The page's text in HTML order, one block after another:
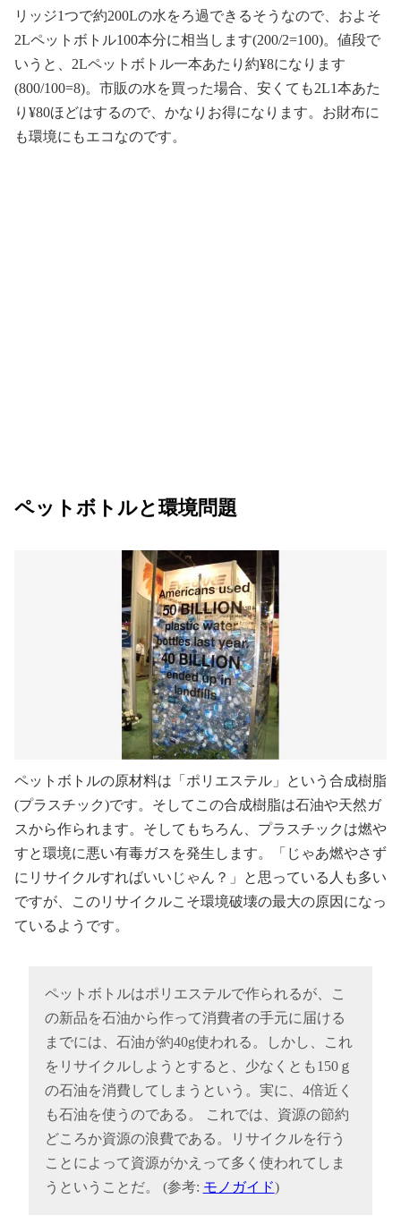
リッジ1つで約200Lの水をろ過できるそうなので、およそ
2Lペットボトル100本分に相当します(200/2=100)。値段で
いうと、2Lペットボトル一本あたり約¥8になります
(800/100=8)。市販の水を買った場合、安くても2L1本あた
り¥80ほどはするので、かなりお得になります。お財布に
も環境にもエコなのです。
ペットボトルと環境問題
ペットボトルの原材料は「ポリエステル」という合成樹脂
(プラスチック)です。そしてこの合成樹脂は石油や天然ガ
スから作られます。そしてもちろん、プラスチックは燃や
すと環境に悪い有毒ガスを発生します。「じゃあ燃やさず
にリサイクルすればいいじゃん？」と思っている人も多い
ですが、このリサイクルこそ環境破壊の最大の原因になっ
ているようです。
ペットボトルはポリエステルで作られるが、こ
の新品を石油から作って消費者の手元に届ける
までには、石油が約40g使われる。しかし、これ
をリサイクルしようとすると、少なくとも150ｇ
の石油を消費してしまうという。実に、4倍近く
も石油を使うのである。 これでは、資源の節約
どころか資源の浪費である。リサイクルを行う
ことによって資源がかえって多く使われてしま
うということだ。 (参考: モノガイド)